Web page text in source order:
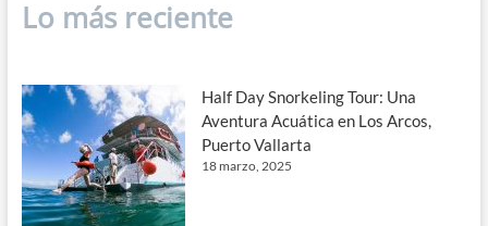
Lo más reciente
Half Day Snorkeling Tour: Una
Aventura Acuática en Los Arcos,
Puerto Vallarta
18 marzo, 2025